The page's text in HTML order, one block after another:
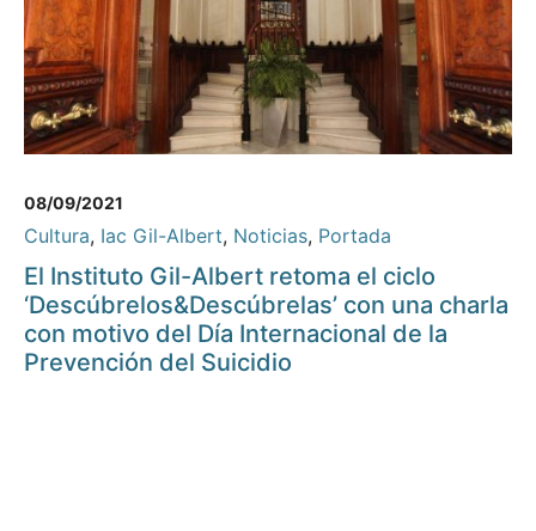
08/09/2021
Cultura, Iac Gil-Albert, Noticias, Portada
El Instituto Gil-Albert retoma el ciclo
‘Descúbrelos&Descúbrelas’ con una charla
con motivo del Día Internacional de la
Prevención del Suicidio